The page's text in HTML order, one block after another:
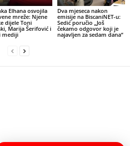
Elhana osvojila
mreže: Njene
dijele Toni
Marija Šerifović i
mediji
Dva mjeseca nakon
emisije na BiscaniNET-u:
Sedić poručio „Još
čekamo odgovor koji je
najavljen za sedam dana“